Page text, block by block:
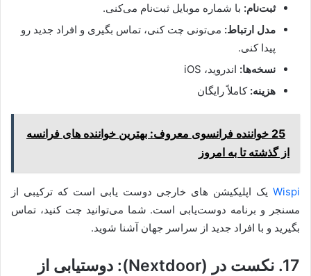
ثبت‌نام: با شماره موبایل ثبت‌نام می‌کنی.
مدل ارتباط: می‌تونی چت کنی، تماس بگیری و افراد جدید رو
پیدا کنی.
نسخه‌ها: اندروید، iOS
هزینه: کاملاً رایگان
25 خواننده فرانسوی معروف: بهترین خواننده های فرانسه
از گذشته تا به امروز
Wispi یک اپلیکیشن های خارجی دوست یابی است که ترکیبی از
مسنجر و برنامه دوست‌یابی است. شما می‌توانید چت کنید، تماس
بگیرید و با افراد جدید از سراسر جهان آشنا شوید.
17. نکست در (Nextdoor): دوستیابی از